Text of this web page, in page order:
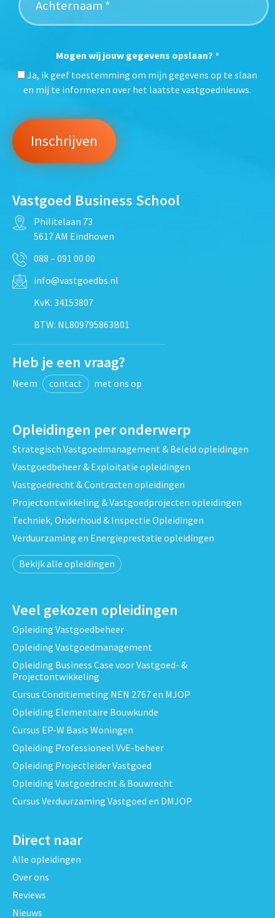
Mogen wij jouw gegevens opslaan? *
Ja, ik geef toestemming om mijn gegevens op te slaan
en mij te informeren over het laatste vastgoednieuws.
Vastgoed Business School
Philitelaan 73
5617 AM Eindhoven
088 – 091 00 00
info@vastgoedbs.nl
KvK: 34153807
BTW: NL809795863B01
Heb je een vraag?
Neem contact met ons op
Opleidingen per onderwerp
Strategisch Vastgoedmanagement & Beleid opleidingen
Vastgoedbeheer & Exploitatie opleidingen
Vastgoedrecht & Contracten opleidingen
Projectontwikkeling & Vastgoedprojecten opleidingen
Techniek, Onderhoud & Inspectie Opleidingen
Verduurzaming en Energieprestatie opleidingen
Bekijk alle opleidingen
Veel gekozen opleidingen
Opleiding Vastgoedbeheer
Opleiding Vastgoedmanagement
Opleiding Business Case voor Vastgoed- &
Projectontwikkeling
Cursus Conditiemeting NEN 2767 en MJOP
Opleiding Elementaire Bouwkunde
Cursus EP-W Basis Woningen
Opleiding Professioneel VvE-beheer
Opleiding Projectleider Vastgoed
Opleiding Vastgoedrecht & Bouwrecht
Cursus Verduurzaming Vastgoed en DMJOP
Direct naar
Alle opleidingen
Over ons
Reviews
Nieuws